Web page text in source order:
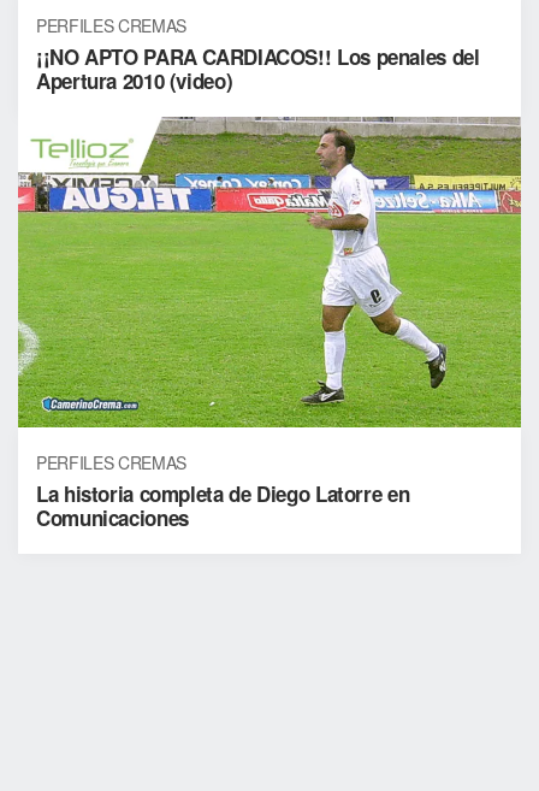
PERFILES CREMAS
¡¡NO APTO PARA CARDIACOS!! Los penales del
Apertura 2010 (video)
PERFILES CREMAS
La historia completa de Diego Latorre en
Comunicaciones